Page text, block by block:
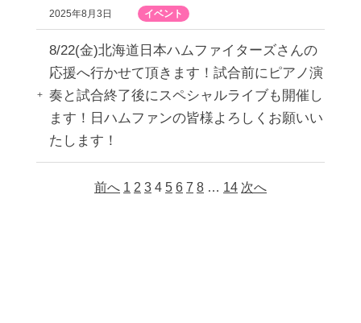
2025年8月3日 イベント
8/22(金)北海道日本ハムファイターズさんの
応援へ行かせて頂きます！試合前にピアノ演
奏と試合終了後にスペシャルライブも開催し
ます！日ハムファンの皆様よろしくお願いい
たします！
前へ 1 2 3 4 5 6 7 8 … 14 次へ